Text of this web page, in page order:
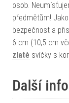
osob.
předmětům!
bezpečnost a
6 cm (10,5 cm
zlaté svíčky s
Další